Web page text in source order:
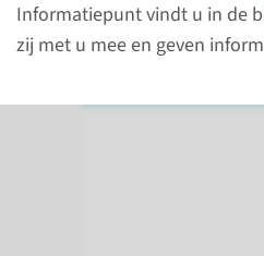
Informatiepunt vindt u in de
zij met u mee en geven
lees meer